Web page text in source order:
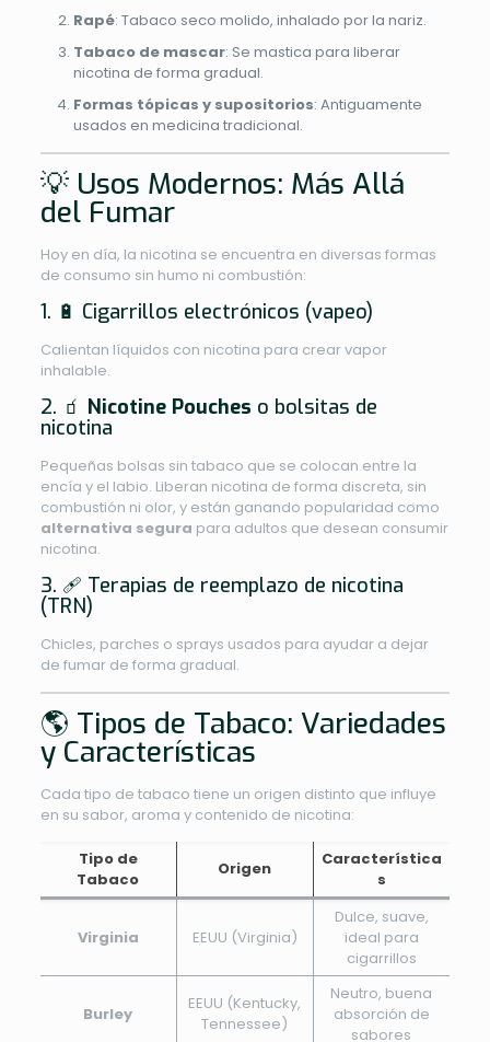
Rapé: Tabaco seco molido, inhalado por la nariz.
Tabaco de mascar: Se mastica para liberar
nicotina de forma gradual.
Formas tópicas y supositorios: Antiguamente
usados en medicina tradicional.
💡 Usos Modernos: Más Allá
del Fumar
Hoy en día, la nicotina se encuentra en diversas formas
de consumo sin humo ni combustión:
1. 🔋 Cigarrillos electrónicos (vapeo)
Calientan líquidos con nicotina para crear vapor
inhalable.
2. 🧃 Nicotine Pouches o bolsitas de
nicotina
Pequeñas bolsas sin tabaco que se colocan entre la
encía y el labio. Liberan nicotina de forma discreta, sin
combustión ni olor, y están ganando popularidad como
alternativa segura para adultos que desean consumir
nicotina.
3. 🩹 Terapias de reemplazo de nicotina
(TRN)
Chicles, parches o sprays usados para ayudar a dejar
de fumar de forma gradual.
🌎 Tipos de Tabaco: Variedades
y Características
Cada tipo de tabaco tiene un origen distinto que influye
en su sabor, aroma y contenido de nicotina:
Tipo de
Tabaco
Origen
Característica
s
Virginia EEUU (Virginia)
Dulce, suave,
ideal para
cigarrillos
Burley
EEUU (Kentucky,
Tennessee)
Neutro, buena
absorción de
sabores